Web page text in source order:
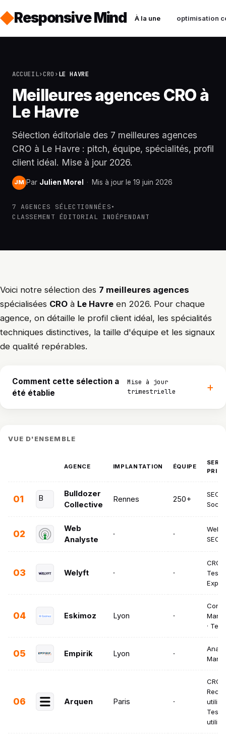
Responsive Mind À la une optimisation
ACCUEIL›CRO ›LE HAVRE
Meilleures agences CRO à
Le Havre
Sélection éditoriale des 7 meilleures agences
CRO à Le Havre : pitch, équipe, spécialités, profil
client idéal. Mise à jour 2026.
JM Par Julien Morel · Mis à jour le 19 juin 2026
7 AGENCES SÉLECTIONNÉES•
CLASSEMENT ÉDITORIAL INDÉPENDANT
Voici notre sélection des 7 meilleures agences
spécialisées CRO à Le Havre en 2026. Pour chaque
agence, on détaille le profil client idéal, les spécialités
techniques distinctives, la taille d'équipe et les signaux
de qualité repérables.
Comment cette sélection a
été établie
Mise à jour
trimestrielle
VUE D'ENSEMBLE
AGENCE IMPLANTATION ÉQUIPE
01 B
Bulldozer
Collective
Rennes 250+
SEO ·
02
Web
Analyste
· ·
Web
SEO ·
03 Welyft · ·
CRO
04 Eskimoz Lyon ·
·
05 Empirik Lyon ·
06 Arquen Paris ·
CRO ·
Tests